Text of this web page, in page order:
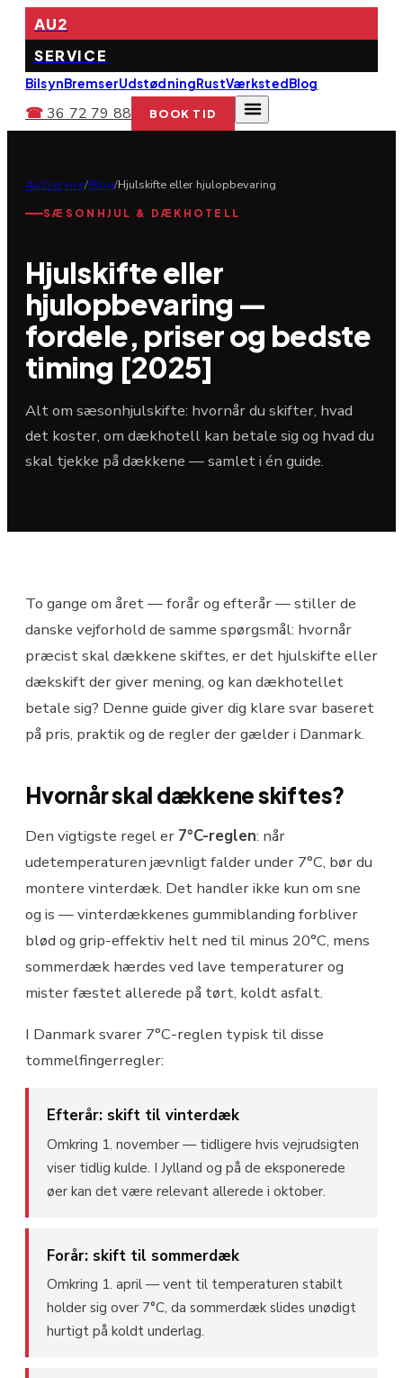
AU2
SERVICE
BilsynBremserUdstødningRustVærkstedBlog
☎36 72 79 88 BOOK TID
Au2service/Blog/Hjulskifte eller hjulopbevaring
SÆSONHJUL & DÆKHOTELL
Hjulskifte eller
hjulopbevaring —
fordele, priser og bedste
timing [2025]
Alt om sæsonhjulskifte: hvornår du skifter, hvad
det koster, om dækhotell kan betale sig og hvad du
skal tjekke på dækkene — samlet i én guide.
To gange om året — forår og efterår — stiller de
danske vejforhold de samme spørgsmål: hvornår
præcist skal dækkene skiftes, er det hjulskifte eller
dækskift der giver mening, og kan dækhotellet
betale sig? Denne guide giver dig klare svar baseret
på pris, praktik og de regler der gælder i Danmark.
Hvornår skal dækkene skiftes?
Den vigtigste regel er 7°C-reglen: når
udetemperaturen jævnligt falder under 7°C, bør du
montere vinterdæk. Det handler ikke kun om sne
og is — vinterdækkenes gummiblanding forbliver
blød og grip-effektiv helt ned til minus 20°C, mens
sommerdæk hærdes ved lave temperaturer og
mister fæstet allerede på tørt, koldt asfalt.
I Danmark svarer 7°C-reglen typisk til disse
tommelfingerregler:
Efterår: skift til vinterdæk
Omkring 1. november — tidligere hvis vejrudsigten
viser tidlig kulde. I Jylland og på de eksponerede
øer kan det være relevant allerede i oktober.
Forår: skift til sommerdæk
Omkring 1. april — vent til temperaturen stabilt
holder sig over 7°C, da sommerdæk slides unødigt
hurtigt på koldt underlag.